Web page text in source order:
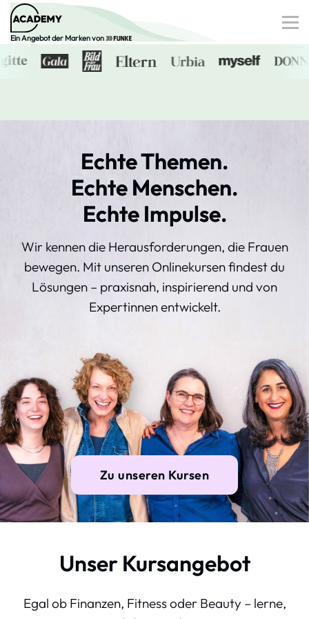
Ein Angebot der Marken von
Digitale Dossiers
0€-Angebote
Anmelden
Echte Themen.
Echte Menschen.
Echte Impulse.
Wir kennen die Herausforderungen, die Frauen
bewegen. Mit unseren Onlinekursen findestdu
Lösungen – praxisnah, inspirierend und von
Expertinnenentwickelt.
Zu unseren Kursen
Unser Kursangebot
Egal ob Finanzen, Fitness oder Beauty – lerne,